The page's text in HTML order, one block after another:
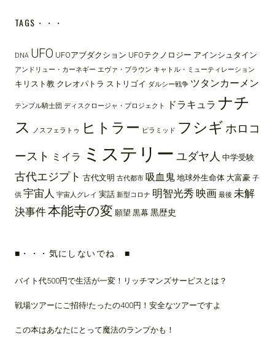
TAGS・・・
DNA UFO UFOアブダクション UFOテクノロジー アインシュタイン
アンドリュー・カーネギー エヴァ・ブラウン キャトル・ミューティレーション
キリスト教 クレオパトラ ストリゴイ ダルシー戦争 ツタンカーメン
テンプル騎士団 ディスクロージャ・プロジェクト ドラキュラ ナチ
ス
ノスフェラトゥ ヒトラー ピラミッド フシギ ホロコ
ースト ミイラ ミステリー ユダヤ人 中学受験
古代エジプト 古代文明 古代都市 吸血鬼 地球外生命体 大富豪 子
供 宇宙人 宇宙人グレイ 実話 新型コロナ 明智光秀 映画 最後 未解
決事件本能寺の変 願望 黒幕 黒歴史
■・・・気にしないでね ■
バイト代500円で生活が一変！リッチマンズサービスとは？
戦場ツアーにご招待!たったの400円！安全なツアーですよ
この本はあなたにとって魔法のランプかも！